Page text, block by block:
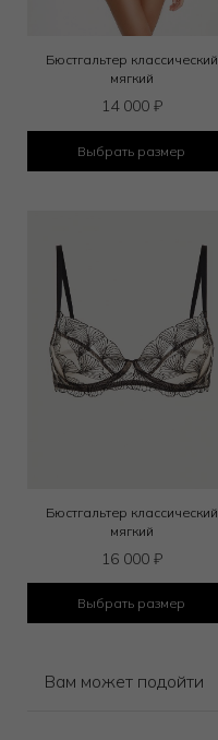
Бюстгальтер классический
мягкий
14 000 ₽
Выбрать размер
Бюстгальтер классический
мягкий
16 000 ₽
Выбрать размер
Вам может подойти